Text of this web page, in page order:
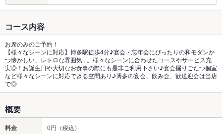
コース内容
お席のみのご予約！
【様々なシーンに対応】博多駅徒歩4分♪宴会・忘年会にぴったりの和モダンか
つ懐かしい、レトロな雰囲気...。様々なシーンに合わせたコースやサービス充
実◎！お誕生日や大切なお食事の際にも是非ご利用下さい♪宴会掘りごたつ個室
など様々なシーンに対応できる空間あり♪博多の宴会、飲み会、歓送迎会は当店
で◎
概要
料金 0円（税込）